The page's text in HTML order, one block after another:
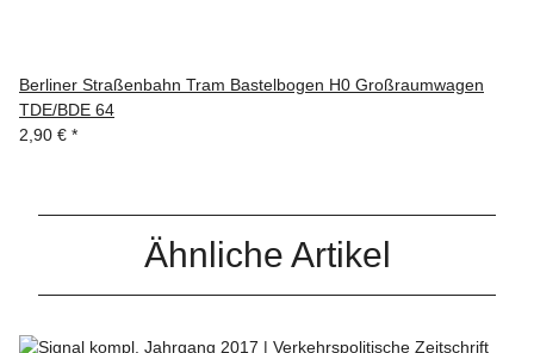
Berliner Straßenbahn Tram Bastelbogen H0 Großraumwagen
TDE/BDE 64
2,90 € *
Ähnliche Artikel